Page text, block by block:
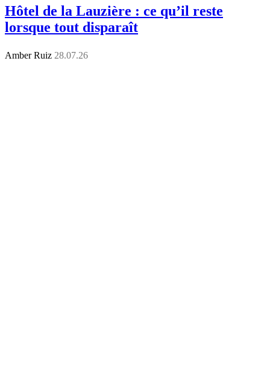
Hôtel de la Lauzière : ce qu’il reste
lorsque tout disparaît
Amber Ruiz 28.07.26